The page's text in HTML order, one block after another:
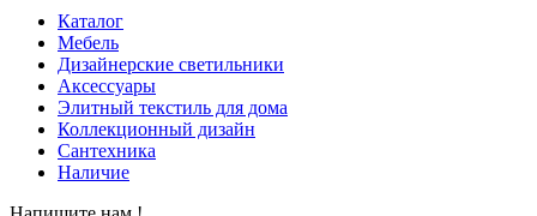
Каталог
Мебель
Дизайнерские светильники
Аксессуары
Элитный текстиль для дома
Коллекционный дизайн
Сантехника
Наличие